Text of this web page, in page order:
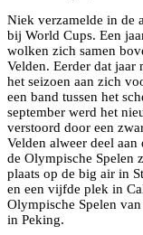
Niek verzamelde in de
bij World Cups. Een
wolken zich samen
Velden. Eerder dat jaar
het seizoen aan zich
een band tussen het
september werd het
verstoord door een
Velden alweer deel
de Olympische Spelen
plaats op de big air in
en een vijfde plek in
Olympische Spelen
in Peking.